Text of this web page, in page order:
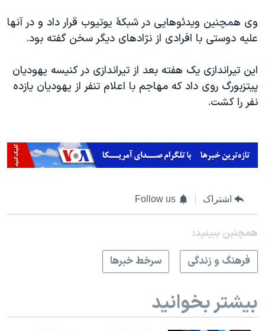
وی همچنین ویدئوهایی در شبکۀ یوتیوب قرار داد و در آنها
علیه دوستی با افرادی از نژادهای دیگر سخن گفته بود.
این تیراندازی یک هفته بعد از تیراندازی در کنیسه یهودیان
پیتزبورگ روی داد که مهاجم با اعلام تنفر از یهودیان یازده
نفر را کشت.
اشتراک Follow us
همچنبن ببینید:
فرهنگ و زندگی
سرخط خبرها
بیشتر بخوانید